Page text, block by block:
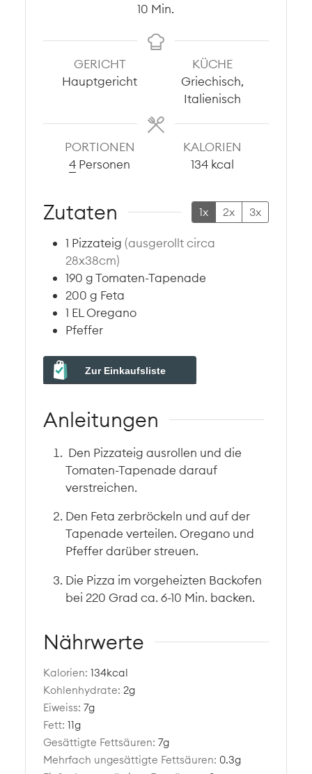
10 Minuten
Min.
GERICHT
Hauptgericht
KÜCHE
Griechisch,
Italienisch
PORTIONEN
4 Personen
KALORIEN
134 kcal
Zutaten 1x 2x 3x
1 Pizzateig (ausgerollt circa
28x38cm)
190 gTomaten-Tapenade
200 g Feta
1 EL Oregano
Pfeffer
Zur Einkaufsliste
Anleitungen
Den Pizzateig ausrollen und die
Tomaten-Tapenade darauf
verstreichen.
Den Feta zerbröckeln und auf der
Tapenade verteilen. Oregano und
Pfeffer darüber streuen.
Die Pizza im vorgeheizten Backofen
bei 220 Grad ca. 6-10 Min. backen.
Nährwerte
Kalorien:134kcal
Kohlenhydrate:2g
Eiweiss:7g
Fett:11g
Gesättigte Fettsäuren:7g
Mehrfach ungesättigte Fettsäuren: 0.3g